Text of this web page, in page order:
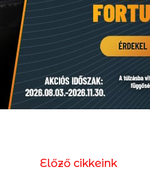
Előző cikkeink